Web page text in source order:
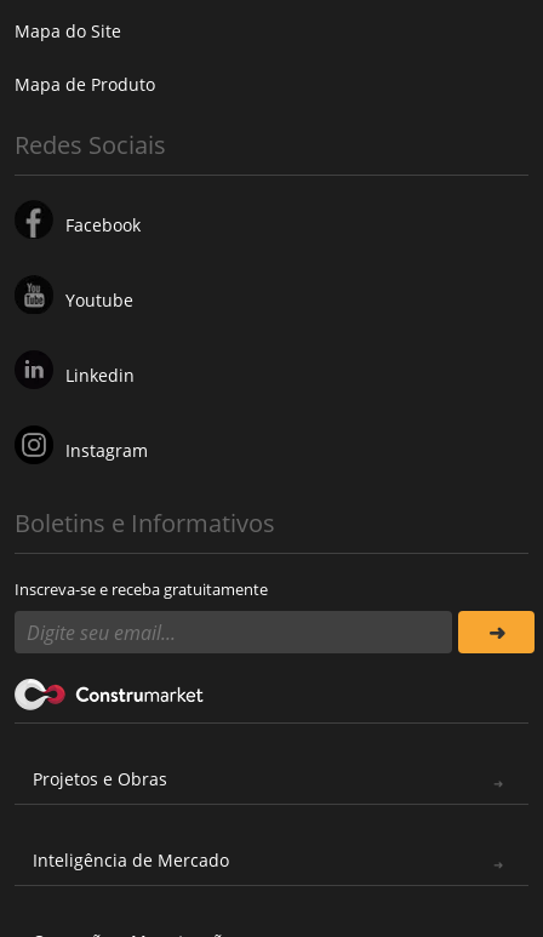
Mapa do Site
Mapa de Produto
Redes Sociais
Facebook
Youtube
Linkedin
Instagram
Boletins e Informativos
Inscreva-se e receba gratuitamente
Projetos e Obras
Inteligência de Mercado